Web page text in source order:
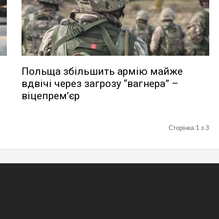
Польща збільшить армію майже
вдвічі через загрозу “вагнера” –
віцепрем’єр
Сторінка 1 з 3